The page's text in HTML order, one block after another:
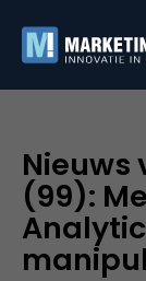
Nieuws
(99):